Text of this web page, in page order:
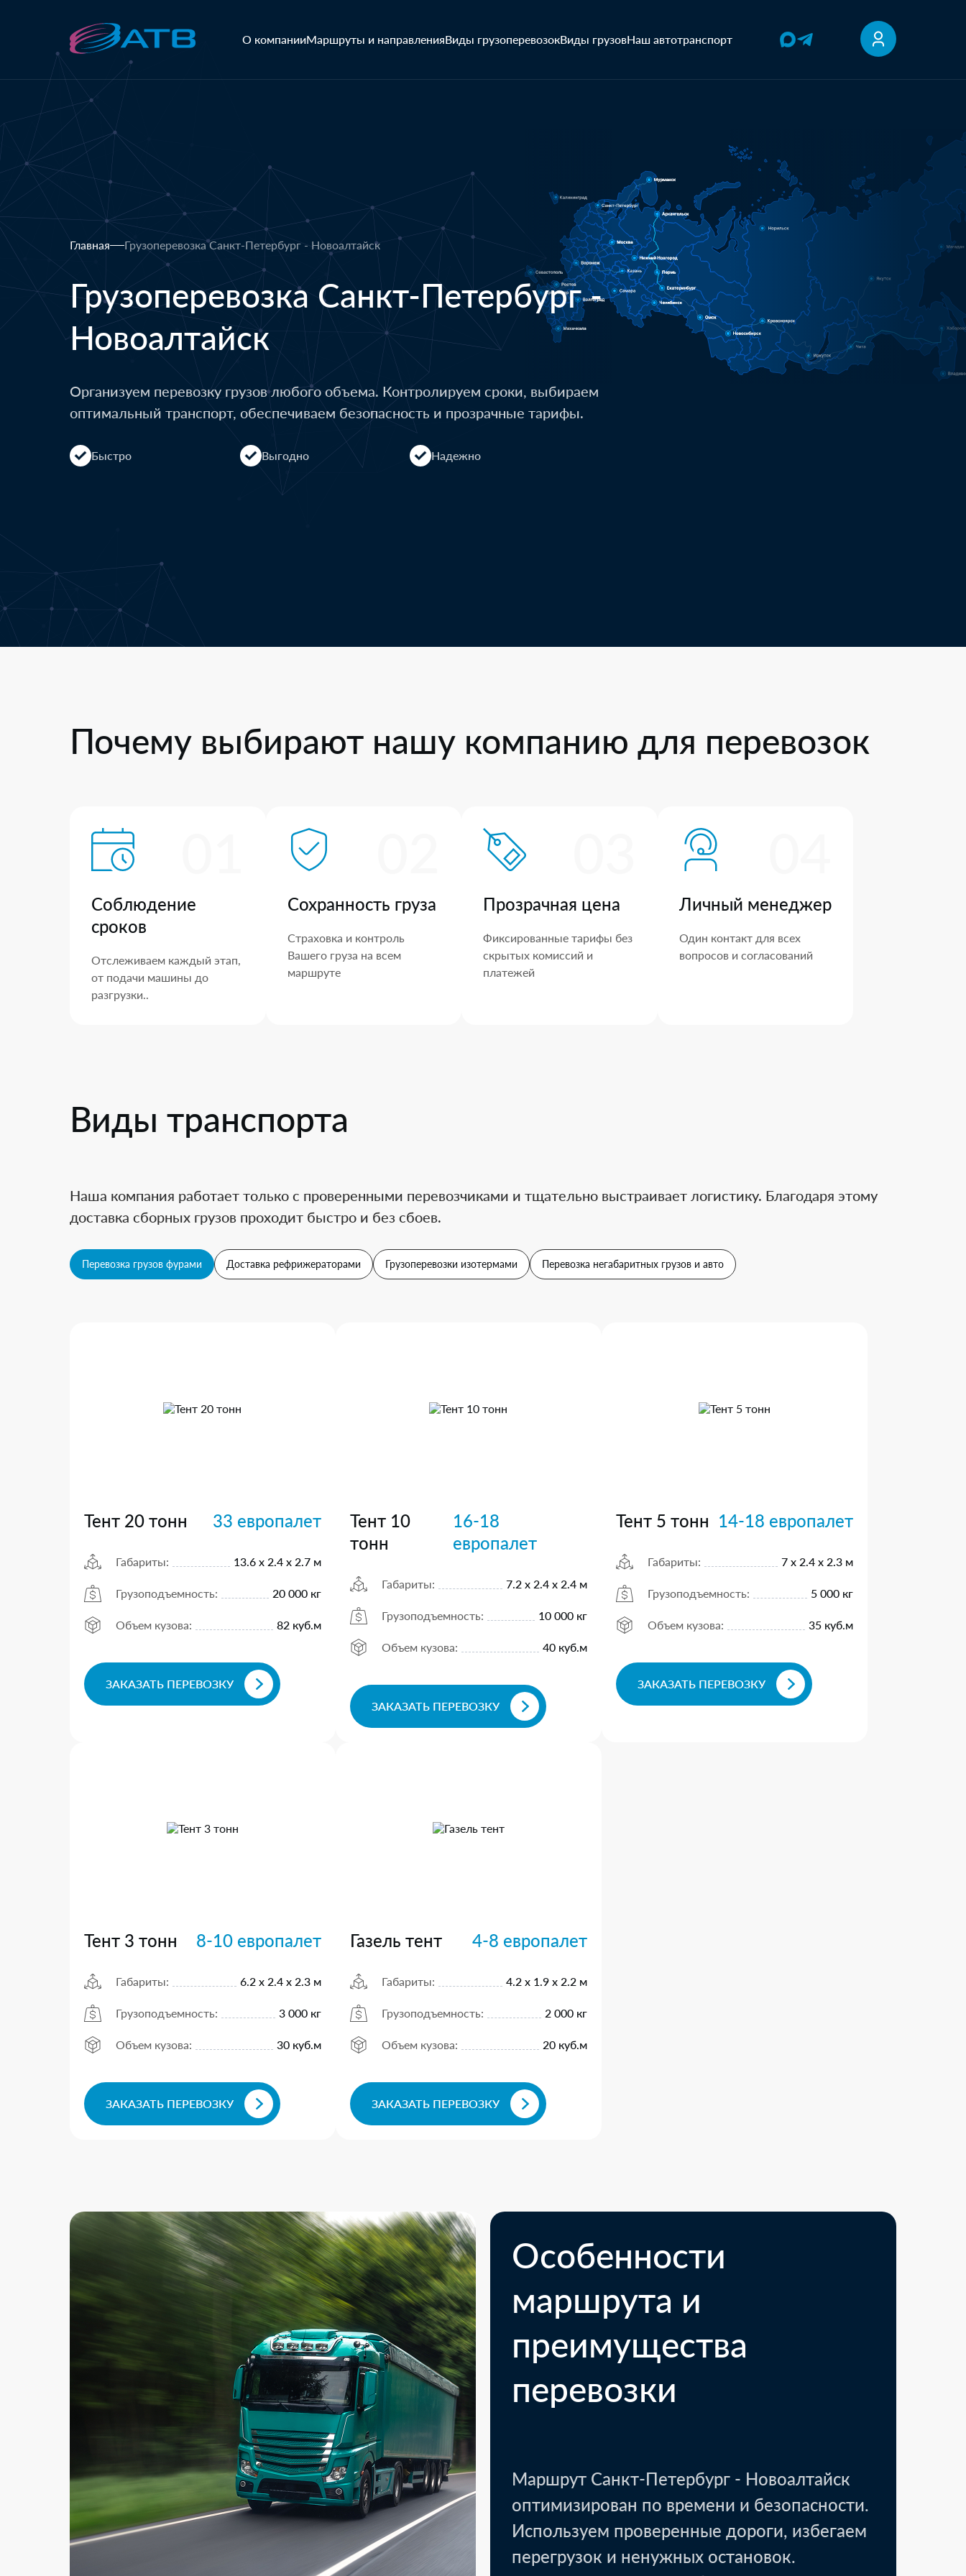
О компанииМаршруты и направленияВиды грузоперевозокВиды грузовНаш автотранспорт
Главная Грузоперевозка Санкт-Петербург - Новоалтайск
Грузоперевозка Санкт-Петербург -
Новоалтайск
Организуем перевозку грузов любого объема. Контролируем сроки, выбираем
оптимальный транспорт, обеспечиваем безопасность и прозрачные тарифы.
Быстро Выгодно Надежно
Почему выбирают нашу компанию для перевозок
Соблюдение
сроков
Отслеживаем каждый этап,
от подачи машины до
разгрузки..
Сохранность груза
Страховка и контроль
Вашего груза на всем
маршруте
Прозрачная цена
Фиксированные тарифы без
скрытых комиссий и
платежей
Личный менеджер
Один контакт для всех
вопросов и согласований
Виды транспорта
Наша компания работает только с проверенными перевозчиками и тщательно выстраивает логистику. Благодаря этому
доставка сборных грузов проходит быстро и без сбоев.
Перевозка грузов фурами Доставка рефрижераторами Грузоперевозки изотермами Перевозка негабаритных грузов и авто
Тент 20 тонн 33 европалет
Габариты: 13.6 х 2.4 х 2.7 м
Грузоподъемность: 20 000 кг
Объем кузова: 82 куб.м
ЗАКАЗАТЬ ПЕРЕВОЗКУ
Тент 10
тонн
16-18
европалет
Габариты: 7.2 х 2.4 х 2.4 м
Грузоподъемность: 10 000 кг
Объем кузова: 40 куб.м
ЗАКАЗАТЬ ПЕРЕВОЗКУ
Тент 5 тонн 14-18 европалет
Габариты: 7 х 2.4 х 2.3 м
Грузоподъемность: 5 000 кг
Объем кузова: 35 куб.м
ЗАКАЗАТЬ ПЕРЕВОЗКУ
Тент 3 тонн 8-10 европалет
Габариты: 6.2 х 2.4 х 2.3 м
Грузоподъемность: 3 000 кг
Объем кузова: 30 куб.м
ЗАКАЗАТЬ ПЕРЕВОЗКУ
Газель тент 4-8 европалет
Габариты: 4.2 х 1.9 х 2.2 м
Грузоподъемность: 2 000 кг
Объем кузова: 20 куб.м
ЗАКАЗАТЬ ПЕРЕВОЗКУ
Особенности
маршрута и
преимущества
перевозки
Маршрут Санкт-Петербург - Новоалтайск
оптимизирован по времени и безопасности.
Используем проверенные дороги, избегаем
перегрузок и ненужных остановок.